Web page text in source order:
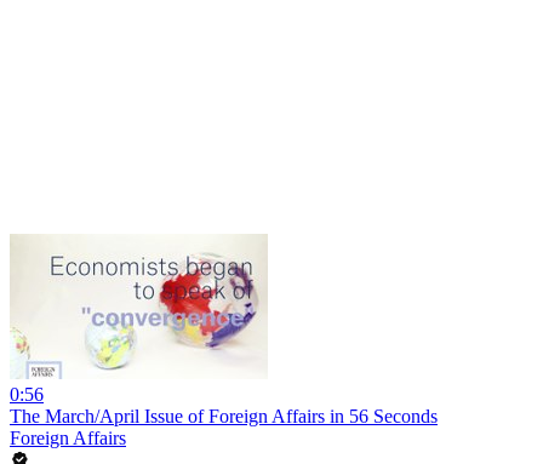
0:56
The March/April Issue of Foreign Affairs in 56 Seconds
Foreign Affairs